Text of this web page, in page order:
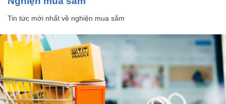
Tin tức mới nhất về nghiện mua sắm